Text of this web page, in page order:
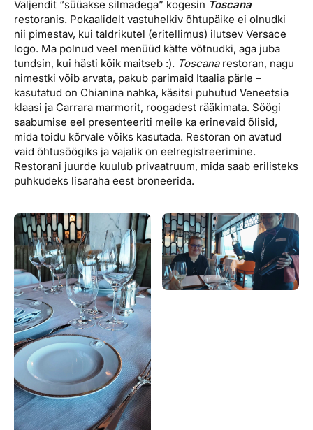
Väljendit “süüakse silmadega” kogesin Toscana
restoranis. Pokaalidelt vastuhelkiv õhtupäike ei olnudki
nii pimestav, kui taldrikutel (eritellimus) ilutsev Versace
logo. Ma polnud veel menüüd kätte võtnudki, aga juba
tundsin, kui hästi kõik maitseb :). Toscanarestoran, nagu
nimestki võib arvata, pakub parimaid Itaalia pärle –
kasutatud on Chianina nahka, käsitsi puhutud Veneetsia
klaasi ja Carrara marmorit, roogadest rääkimata. Söögi
saabumise eel presenteeriti meile ka erinevaid õlisid,
mida toidu kõrvale võiks kasutada. Restoran on avatud
vaid õhtusöögiks ja vajalik on eelregistreerimine.
Restorani juurde kuulub privaatruum, mida saab erilisteks
puhkudeks lisaraha eest broneerida.